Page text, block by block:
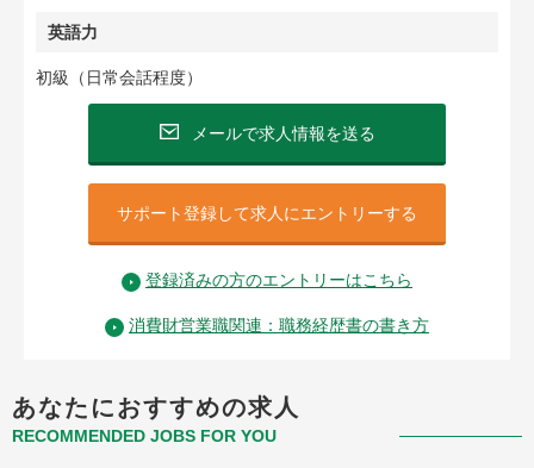
英語力
初級（日常会話程度）
メールで求人情報を送る
サポート登録して求人にエントリーする
登録済みの方のエントリーはこちら
消費財営業職関連：職務経歴書の書き方
あなたにおすすめの求人
RECOMMENDED JOBS FOR YOU